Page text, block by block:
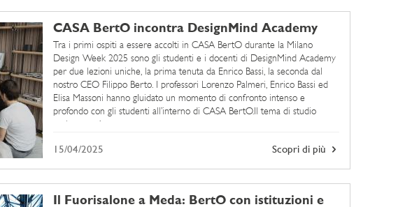
CASA BertO incontra DesignMind Academy
Tra i primi ospiti a essere accolti in CASA BertO durante la Milano
Design Week 2025 sono gli studenti e i docenti di DesignMind Academy
per due lezioni uniche, la prima tenuta da Enrico Bassi, la seconda dal
nostro CEO Filippo Berto. I professori Lorenzo Palmeri, Enrico Bassi ed
Elisa Massoni hanno gIuidato un momento di confronto intenso e
profondo con gli studenti all’interno di CASA BertO.Il tema di studio
Scopri di più
15/04/2025
Il Fuorisalone a Meda: BertO con istituzioni e